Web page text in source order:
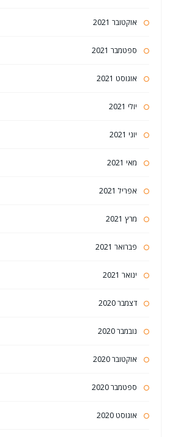
אוקטובר 2021
ספטמבר 2021
אוגוסט 2021
יולי 2021
יוני 2021
מאי 2021
אפריל 2021
מרץ 2021
פברואר 2021
ינואר 2021
דצמבר 2020
נובמבר 2020
אוקטובר 2020
ספטמבר 2020
אוגוסט 2020